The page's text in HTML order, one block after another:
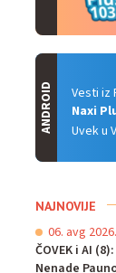
Vesti iz
Naxi
Uvek u
ANDROID
NAJNOVIJE
06. avg
ČOVEK i AI
Nenade